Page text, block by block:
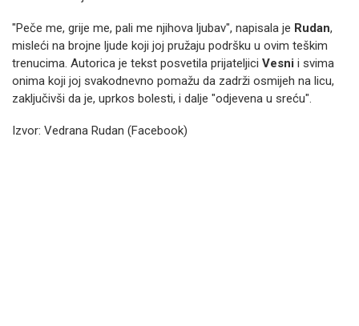
"Peče me, grije me, pali me njihova ljubav", napisala je Rudan,
misleći na brojne ljude koji joj pružaju podršku u ovim teškim
trenucima. Autorica je tekst posvetila prijateljici Vesni i svima
onima koji joj svakodnevno pomažu da zadrži osmijeh na licu,
zaključivši da je, uprkos bolesti, i dalje "odjevena u sreću".
Izvor: Vedrana Rudan (Facebook)